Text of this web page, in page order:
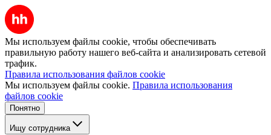
Мы используем файлы cookie, чтобы обеспечивать
правильную работу нашего веб-сайта и анализировать сетевой
трафик.
Правила использования файлов cookie
Мы используем файлы cookie. Правила использования
файлов cookie
Понятно
Ищу сотрудника